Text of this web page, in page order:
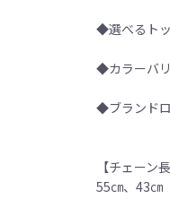
◆選べるト
◆カラーバ
◆ブランドロ
【チェーン長
55㎝、43㎝